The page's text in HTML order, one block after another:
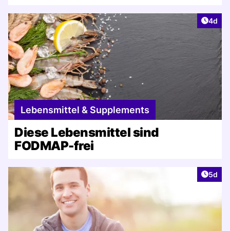
4d
Lebensmittel & Supplements
Diese Lebensmittel sind
FODMAP-frei
5d